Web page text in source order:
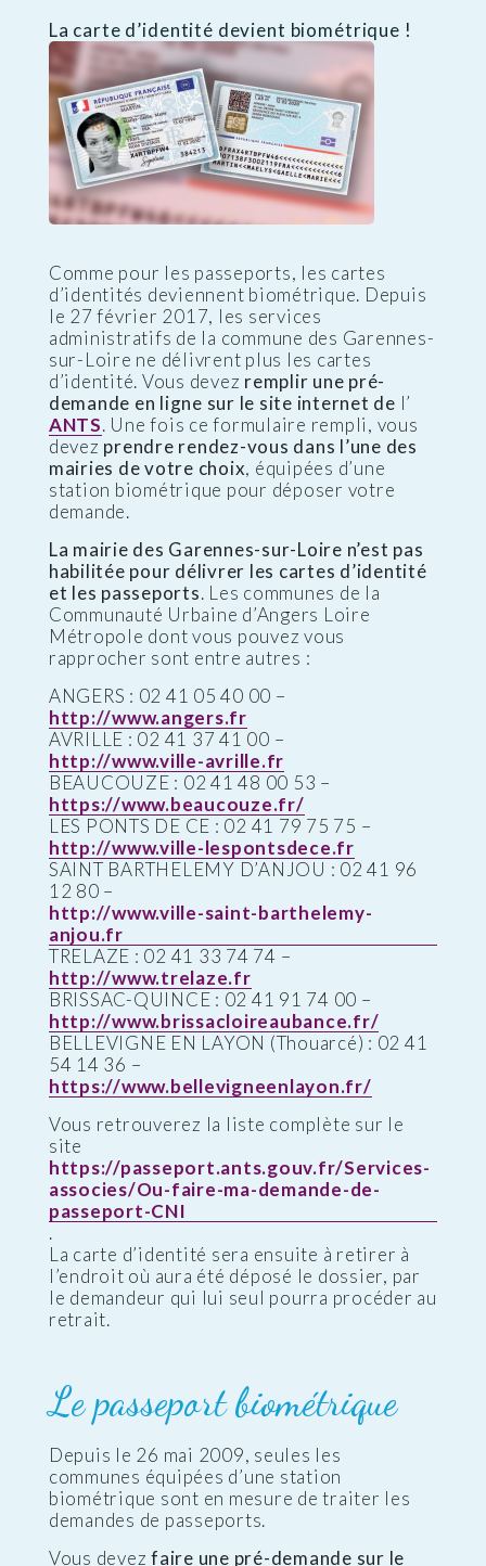
La carte d’identité devient biométrique !
Comme pour les passeports, les cartes
d’identités deviennent biométrique. Depuis
le 27 février 2017, les services
administratifs de la commune des Garennes-
sur-Loire ne délivrent plus les cartes
d’identité. Vous devez remplir une pré-
demande en ligne sur le site internet de l’
ANTS. Une fois ce formulaire rempli, vous
devez prendre rendez-vous dans l’une des
mairies de votre choix, équipées d’une
station biométrique pour déposer votre
demande.
La mairie des Garennes-sur-Loire n’est pas
habilitée pour délivrer les cartes d’identité
et les passeports. Les communes de la
Communauté Urbaine d’Angers Loire
Métropole dont vous pouvez vous
rapprocher sont entre autres :
ANGERS : 02 41 05 40 00 –
http://www.angers.fr
AVRILLE : 02 41 37 41 00 –
http://www.ville-avrille.fr
BEAUCOUZE : 02 41 48 00 53 –
https://www.beaucouze.fr/
LES PONTS DE CE : 02 41 79 75 75 –
http://www.ville-lespontsdece.fr
SAINT BARTHELEMY D’ANJOU : 02 41 96
12 80 –
http://www.ville-saint-barthelemy-
anjou.fr
TRELAZE : 02 41 33 74 74 –
http://www.trelaze.fr
BRISSAC-QUINCE : 02 41 91 74 00 –
http://www.brissacloireaubance.fr/
BELLEVIGNE EN LAYON (Thouarcé) : 02 41
54 14 36 –
https://www.bellevigneenlayon.fr/
Vous retrouverez la liste complète sur le
site
https://passeport.ants.gouv.fr/Services-
associes/Ou-faire-ma-demande-de-
passeport-CNI
.
La carte d’identité sera ensuite à retirer à
l’endroit où aura été déposé le dossier, par
le demandeur qui lui seul pourra procéder au
retrait.
Le passeport biométrique
Depuis le 26 mai 2009, seules les
communes équipées d’une station
biométrique sont en mesure de traiter les
demandes de passeports.
Vous devezfaire une pré-demande sur le